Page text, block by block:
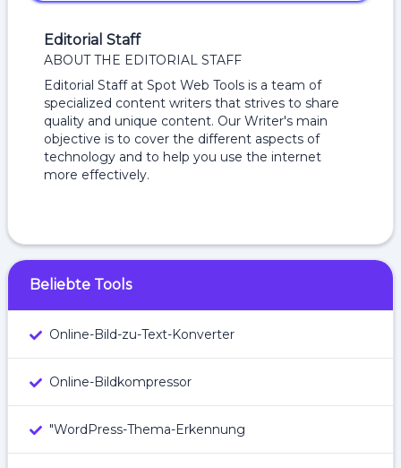
Editorial Staff
ABOUT THE EDITORIAL STAFF
Editorial Staff at Spot Web Tools is a team of
specialized content writers that strives to share
quality and unique content. Our Writer's main
objective is to cover the different aspects of
technology and to help you use the internet
more effectively.
Beliebte Tools
Online-Bild-zu-Text-Konverter
Online-Bildkompressor
"WordPress-Thema-Erkennung